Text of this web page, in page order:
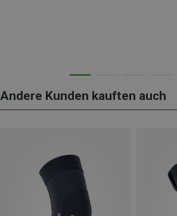
Andere Kunden kauften auch